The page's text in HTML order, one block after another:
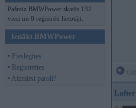
Pašreiz BMWPower skatās 132
viesi un 8 reģistrēti lietotāji.
Ienākt BMWPower
• Pieslēgties
• Reģistrēties
• Aizmirsi paroli?
Lafter